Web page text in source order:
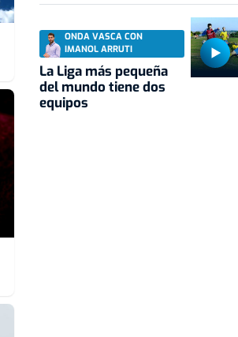
ONDA VASCA CON
IMANOL ARRUTI
La Liga más pequeña
del mundo tiene dos
equipos